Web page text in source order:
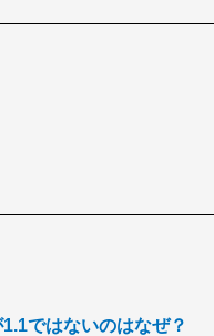
ではないのはなぜ？